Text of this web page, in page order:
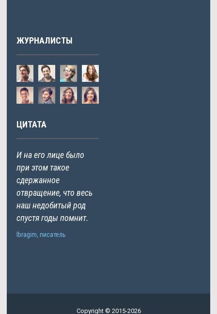
ЖУРНАЛИСТЫ
ЦИТАТА
И на его лице было
при этом такое
сдержанное
отвращение, что весь
наш недобитый род
спустя годы помнит.
Ibragim, писатель
Copyright © 2015-2026